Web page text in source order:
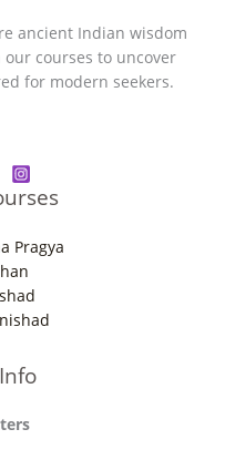
ancient Indian wisdom
courses to uncover
for modern seekers.
Pragya